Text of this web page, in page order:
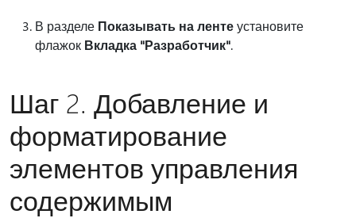
В разделе Показывать на лентеустановите
флажок Вкладка "Разработчик".
Шаг 2. Добавление и
форматирование
элементов управления
содержимым